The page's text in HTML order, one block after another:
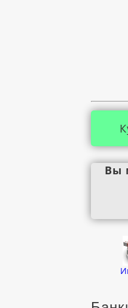
Вы